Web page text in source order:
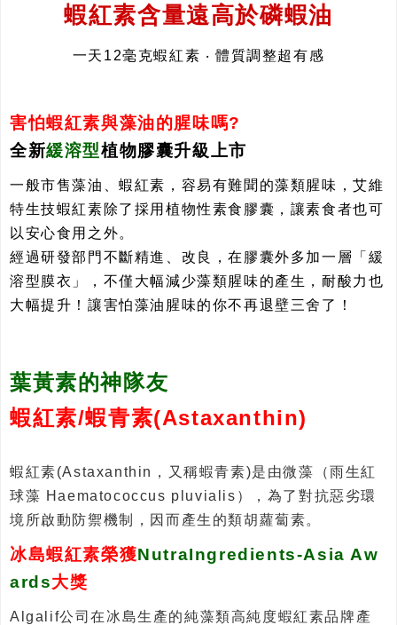
蝦紅素含量遠高於磷蝦油
一天12毫克蝦紅素 ‧ 體質調整超有感
害怕蝦紅素與藻油的腥味嗎?
全新緩溶型植物膠囊升級上市
一般市售藻油、蝦紅素，容易有難聞的藻類腥味，艾維
特生技蝦紅素除了採用植物性素食膠囊，讓素食者也可
以安心食用之外。
經過研發部門不斷精進、改良，在膠囊外多加一層「緩
溶型膜衣」，不僅大幅減少藻類腥味的產生，耐酸力也
大幅提升！讓害怕藻油腥味的你不再退壁三舍了！
葉黃素的神隊友
蝦紅素/蝦青素(Astaxanthin)
蝦紅素(Astaxanthin，又稱蝦青素)是由微藻（雨生紅
球藻 Haematococcus pluvialis），為了對抗惡劣環
境所啟動防禦機制，因而產生的類胡蘿蔔素。
冰島蝦紅素榮獲NutraIngredients-Asia Aw
ards大獎
Algalif公司在冰島生產的純藻類高純度蝦紅素品牌產